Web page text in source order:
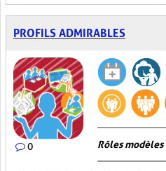
PROFILS ADMIRABLES
0 Rôles